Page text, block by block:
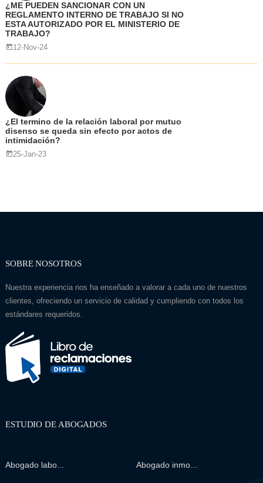
¿ME PUEDEN SANCIONAR CON UN
REGLAMENTO INTERNO DE TRABAJO SI NO
ESTA AUTORIZADO POR EL MINISTERIO DE
TRABAJO?
12-Nov-24
¿El termino de la relación laboral por mutuo
disenso se queda sin efecto por actos de
intimidación?
25-Jan-23
SOBRE NOSOTROS
Nuestra experiencia nos ha enseñado a valorar a cada uno de nuestros
clientes, ofreciendo un servicio de calidad y cumpliendo con todos los
estándares requeridos.
ESTUDIO DE ABOGADOS
Abogado labo... Abogado inmo...